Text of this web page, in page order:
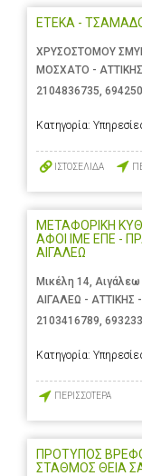
ΕΤΕΚΑ -
ΧΡΥΣΟΣΤΟΜΟΥ
ΜΟΣΧΑΤΟ -
2104836735,
Κατηγορία:
ΙΣΤΟΣΕΛΙΔΑ
ΜΕΤΑΦΟΡΙΚΗ
ΑΦΟΙ ΙΜΕ ΕΠΕ -
ΑΙΓΑΛΕΩ
Μικέλη 14,
ΑΙΓΑΛΕΩ -
2103416789
Κατηγορία:
ΠΕΡΙΣΣΟΤΕΡΑ
ΠΡΟΤΥΠΟΣ
ΣΤΑΘΜΟΣ ΘΕΙΑ